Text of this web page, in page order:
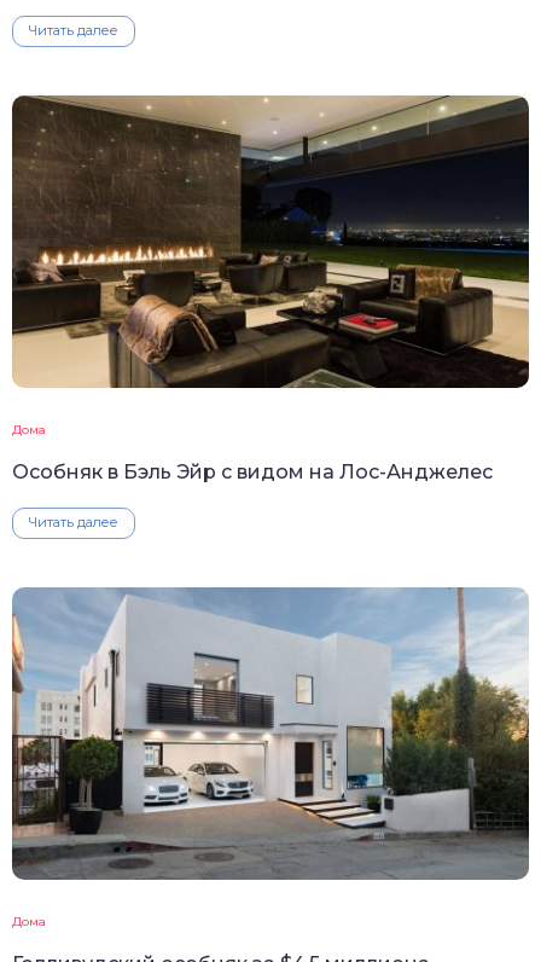
Читать далее
Дома
Особняк в Бэль Эйр с видом на Лос-Анджелес
Читать далее
Дома